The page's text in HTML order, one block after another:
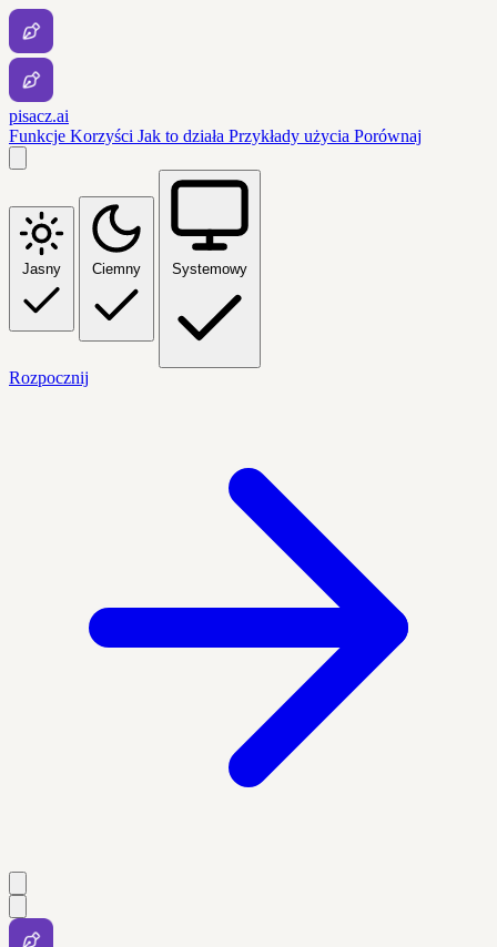
pisacz.ai
Funkcje Korzyści Jak to działa Przykłady użycia Porównaj
Jasny Ciemny Systemowy
Rozpocznij